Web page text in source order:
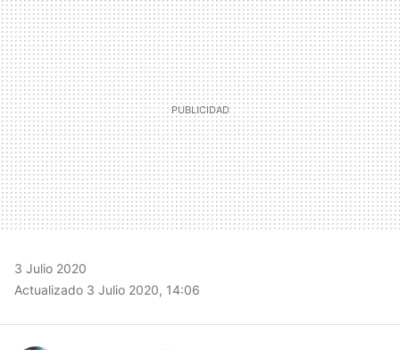
MAIL
3 Julio 2020
Actualizado 3 Julio 2020, 14:06